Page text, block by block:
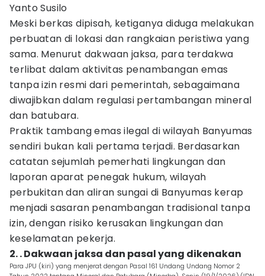
Yanto Susilo
Meski berkas dipisah, ketiganya diduga melakukan
perbuatan di lokasi dan rangkaian peristiwa yang
sama. Menurut dakwaan jaksa, para terdakwa
terlibat dalam aktivitas penambangan emas
tanpa izin resmi dari pemerintah, sebagaimana
diwajibkan dalam regulasi pertambangan mineral
dan batubara.
Praktik tambang emas ilegal di wilayah Banyumas
sendiri bukan kali pertama terjadi. Berdasarkan
catatan sejumlah pemerhati lingkungan dan
laporan aparat penegak hukum, wilayah
perbukitan dan aliran sungai di Banyumas kerap
menjadi sasaran penambangan tradisional tanpa
izin, dengan risiko kerusakan lingkungan dan
keselamatan pekerja.
2. . Dakwaan jaksa dan pasal yang dikenakan
Para JPU (kiri) yang menjerat dengan Pasal 161 Undang Undang Nomor 2